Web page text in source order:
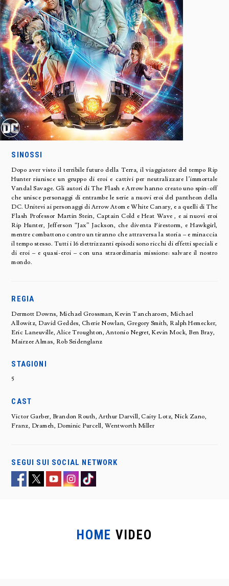
SINOSSI
Dopo aver visto il terribile futuro della Terra, il viaggiatore del tempo Rip
Hunter riunisce un gruppo di eroi e cattivi per neutralizzare l’immortale
Vandal Savage. Gli autori di The Flash e Arrow hanno creato uno spin-off
che unisce personaggi di entrambe le serie a nuovi eroi del pantheon della
DC. Unitevi ai personaggi di Arrow Atom e White Canary, e a quelli di The
Flash Professor Martin Stein, Captain Cold e Heat Wave , e ai nuovi eroi
Rip Hunter, Jefferson “Jax” Jackson, che diventa Firestorm, e Hawkgirl,
mentre combattono contro un tiranno che attraversa la storia – e minaccia
il tempo stesso. Tutti i 16 elettrizzanti episodi sono ricchi di effetti speciali e
di eroi – e quasi-eroi – con una straordinaria missione: salvare il nostro
mondo.
REGIA
Dermott Downs, Michael Grossman, Kevin Tancharoen, Michael
Allowitz, David Geddes, Cherie Nowlan, Gregory Smith, Ralph Hemecker,
Eric Laneuville, Alice Troughton, Antonio Negret, Kevin Mock, Ben Bray,
Mairzee Almas, Rob Seidenglanz
STAGIONI
5
CAST
Victor Garber, Brandon Routh, Arthur Darvill, Caity Lotz, Nick Zano,
Franz, Drameh, Dominic Purcell, Wentworth Miller
SEGUI SUI SOCIAL NETWORK
HOME VIDEO